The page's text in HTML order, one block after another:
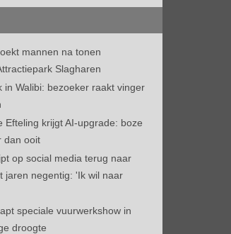
mannen na tonen
Slagharen
in Walibi: bezoeker raakt vinger
Efteling krijgt AI-upgrade: boze
dan ooit
op social media terug naar
jaren negentig: 'Ik wil naar
speciale vuurwerkshow in
droogte